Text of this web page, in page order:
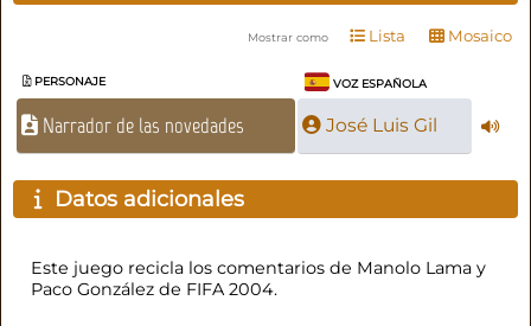
Mostrar como Lista Mosaico
PERSONAJE VOZ ESPAÑOLA
Narrador de las novedades José Luis Gil
Datos adicionales
Este juego recicla los comentarios de Manolo Lama y
Paco González de FIFA 2004.